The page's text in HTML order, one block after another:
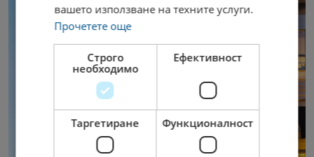
вашето използване на техните услуги.
Прочетете още
Строго
необходимо
Ефективност
Таргетиране Функционалност